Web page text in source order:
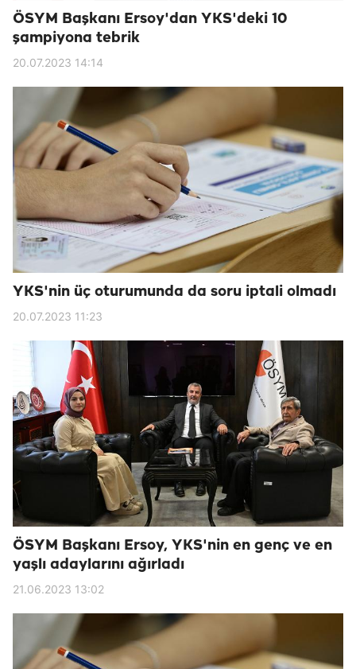
ÖSYM Başkanı Ersoy'dan YKS'deki 10
şampiyona tebrik
20.07.2023 14:14
YKS'nin üç oturumunda da soru iptali olmadı
20.07.2023 11:23
ÖSYM Başkanı Ersoy, YKS'nin en genç ve en
yaşlı adaylarını ağırladı
21.06.2023 13:02